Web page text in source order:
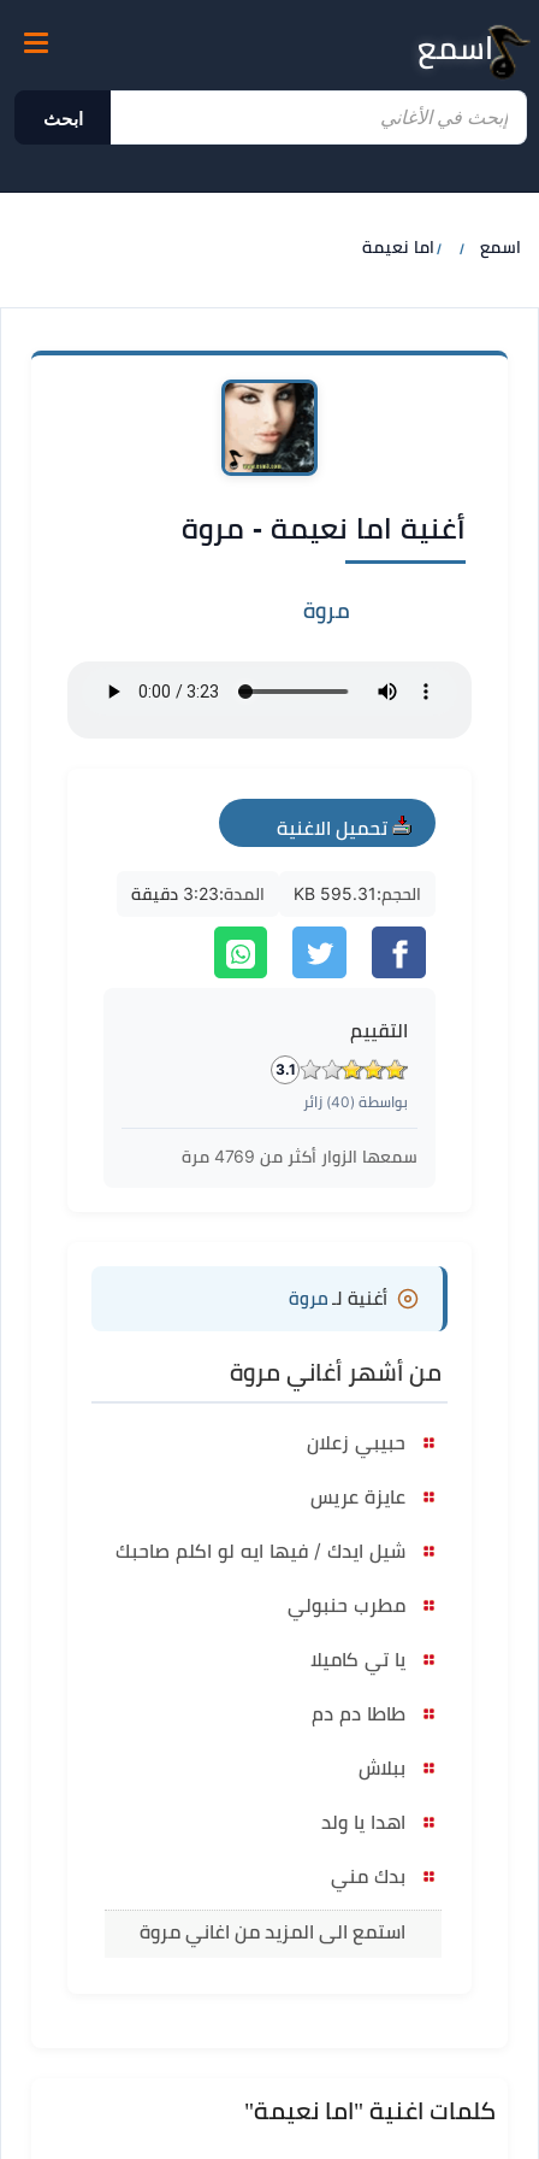
اسمع
ابحث
اسمع اما نعيمة
أغنية اما نعيمة - مروة
مروة
تحميل الاغنية
mp3
الحجم:595.31 KB المدة:3:23 دقيقة
التقييم
3.1
بواسطة (40) زائر
سمعها الزوار أكثر من 4769 مرة
أغنية لـ مروة
من أشهر أغاني مروة
حبيبي زعلان
عايزة عريس
شيل ايدك / فيها ايه لو اكلم صاحبك
مطرب حنبولي
يا تي كاميلا
طاطا دم دم
ببلاش
اهدا يا ولد
بدك مني
استمع الى المزيد من اغاني مروة
كلمات اغنية "اما نعيمة"